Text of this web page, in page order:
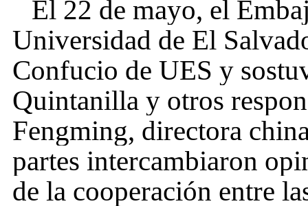
El 22 de mayo, el
Universidad de El
Confucio de UES y
Quintanilla y otros
Fengming, directora chin
partes intercambiaron
de la cooperación entre